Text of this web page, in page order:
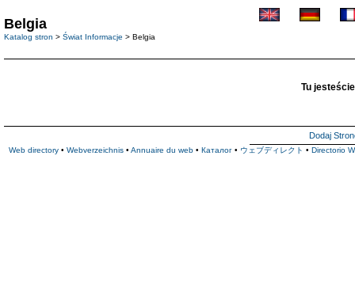
Belgia
Katalog stron > Świat Informacje > Belgia
Tu
Dodaj
Web directory • Webverzeichnis • Annuaire du web • Каталог • ウェブディレクト • Directorio